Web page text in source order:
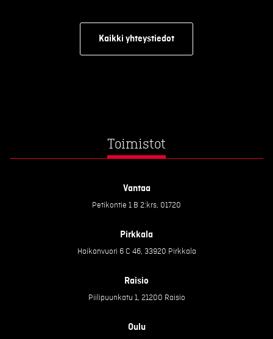
Kaikki yhteystiedot
Toimistot
Vantaa
Petikontie 1 B 2:krs, 01720
Pirkkala
Haikanvuori 6 C 46, 33920 Pirkkala
Raisio
Piilipuunkatu 1, 21200 Raisio
Oulu